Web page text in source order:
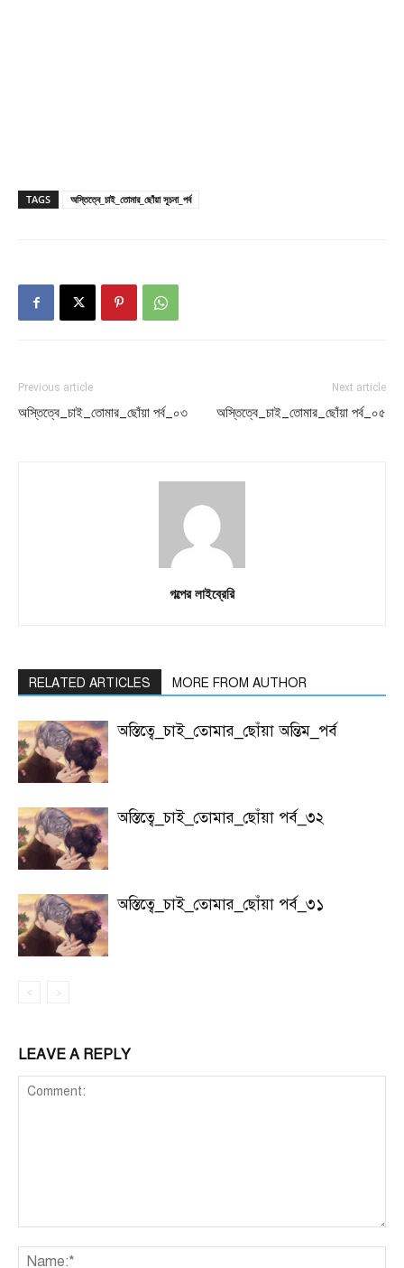
TAGS অস্তিত্বে_চাই_তোমার_ছোঁয়া সূচনা_পর্ব
Previous article
অস্তিত্বে_চাই_তোমার_ছোঁয়া পর্ব_০৩
Next article
অস্তিত্বে_চাই_তোমার_ছোঁয়া পর্ব_০৫
গল্পের লাইব্রেরি
RELATED ARTICLES MORE FROM AUTHOR
অস্তিত্বে_চাই_তোমার_ছোঁয়া অন্তিম_পর্ব
অস্তিত্বে_চাই_তোমার_ছোঁয়া পর্ব_৩২
অস্তিত্বে_চাই_তোমার_ছোঁয়া পর্ব_৩১
LEAVE A REPLY